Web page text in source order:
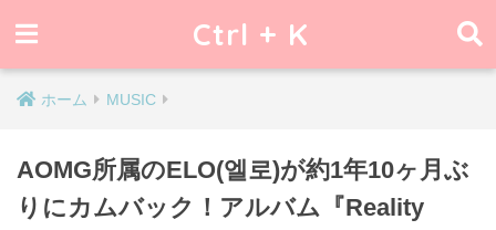
Ctrl + K
ホーム MUSIC
AOMG所属のELO(엘로)が約1年10ヶ月ぶ
りにカムバック！アルバム『Reality